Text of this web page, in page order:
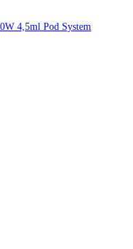
4,5ml Pod System